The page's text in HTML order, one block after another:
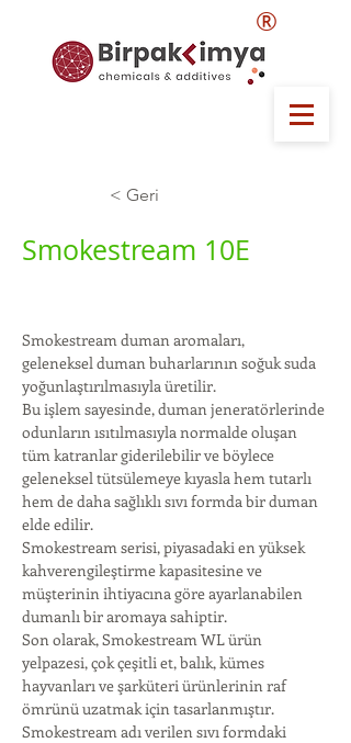
®
< Geri
Smokestream 10E
Smokestream duman aromaları,
geleneksel duman buharlarının soğuk suda
yoğunlaştırılmasıyla üretilir.
Bu işlem sayesinde, duman jeneratörlerinde
odunların ısıtılmasıyla normalde oluşan
tüm katranlar giderilebilir ve böylece
geleneksel tütsülemeye kıyasla hem tutarlı
hem de daha sağlıklı sıvı formda bir duman
elde edilir.
Smokestream serisi, piyasadaki en yüksek
kahverengileştirme kapasitesine ve
müşterinin ihtiyacına göre ayarlanabilen
dumanlı bir aromaya sahiptir.
Son olarak, Smokestream WL ürün
yelpazesi, çok çeşitli et, balık, kümes
hayvanları ve şarküteri ürünlerinin raf
ömrünü uzatmak için tasarlanmıştır.
Smokestream adı verilen sıvı formdaki